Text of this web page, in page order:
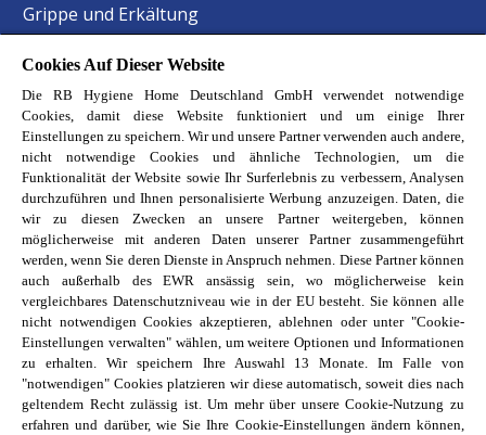
Grippe und Erkältung
Staphylokokken Hygiene
Harnwegsinfektionen Hygiene
Lebensmittelvergiftung Hygiene
Hand-Mund-Fuss Krankheit
Baby-Krankheiten erkennen
Haustierbesitzer Reinigungstipps
Allergene im Schlafzimmer
Entdecke unsere Reckitt Marken
Finish
Air Wick
Vanish
Calgon
Cillit Bang
Cookies Auf Dieser Website
Die RB Hygiene Home Deutschland GmbH verwendet notwendige
Cookies, damit diese Website funktioniert und um einige Ihrer
Einstellungen zu speichern. Wir und unsere Partner verwenden auch andere,
nicht notwendige Cookies und ähnliche Technologien, um die
Funktionalität der Website sowie Ihr Surferlebnis zu verbessern, Analysen
durchzuführen und Ihnen personalisierte Werbung anzuzeigen. Daten, die
wir zu diesen Zwecken an unsere Partner weitergeben, können
möglicherweise mit anderen Daten unserer Partner zusammengeführt
werden, wenn Sie deren Dienste in Anspruch nehmen. Diese Partner können
auch außerhalb des EWR ansässig sein, wo möglicherweise kein
vergleichbares Datenschutzniveau wie in der EU besteht. Sie können alle
nicht notwendigen Cookies akzeptieren, ablehnen oder unter "Cookie-
Einstellungen verwalten" wählen, um weitere Optionen und Informationen
zu erhalten. Wir speichern Ihre Auswahl 13 Monate. Im Falle von
"notwendigen" Cookies platzieren wir diese automatisch, soweit dies nach
geltendem Recht zulässig ist. Um mehr über unsere Cookie-Nutzung zu
erfahren und darüber, wie Sie Ihre Cookie-Einstellungen ändern können,